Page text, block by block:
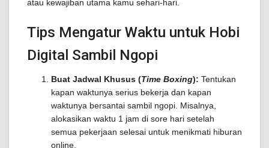
atau kewajiban utama kamu sehari-hari.
Tips Mengatur Waktu untuk Hobi
Digital Sambil Ngopi
Buat Jadwal Khusus (Time Boxing): Tentukan
kapan waktunya serius bekerja dan kapan
waktunya bersantai sambil ngopi. Misalnya,
alokasikan waktu 1 jam di sore hari setelah
semua pekerjaan selesai untuk menikmati hiburan
online.